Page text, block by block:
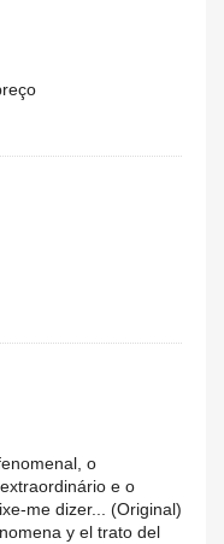
o
e o
me dizer... (Original)
y el trato del